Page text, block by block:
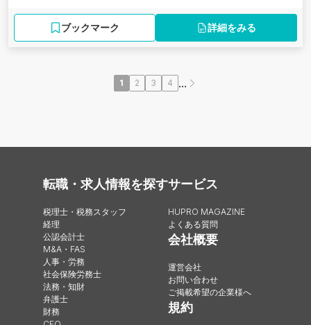
ブックマーク 詳細をみる
1 2 3 4 ...
転職・求人情報を探す
税理士・税務スタッフ
経理
公認会計士
M&A・FAS
人事・労務
社会保険労務士
法務・知財
弁護士
財務
サービス
HUPRO MAGAZINE
よくある質問
会社概要
運営会社
お問い合わせ
ご掲載希望の企業様へ
規約